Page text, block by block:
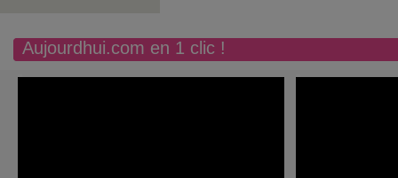
Aujourdhui.com en 1 clic !